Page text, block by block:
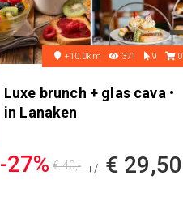
+10.0km 371 9 0
Luxe brunch + glas cava •
in Lanaken
-27% +/- € 29,50
€ 40,-